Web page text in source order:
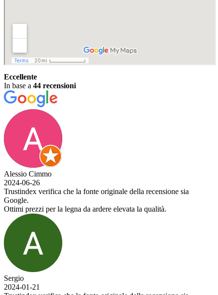
Eccellente
In base a 44 recensioni
Alessio Cimmo
2024-06-26
Trustindex verifica che la fonte originale della recensione sia
Google.
Ottimi prezzi per la legna da ardere elevata la qualità.
Sergio
2024-01-21